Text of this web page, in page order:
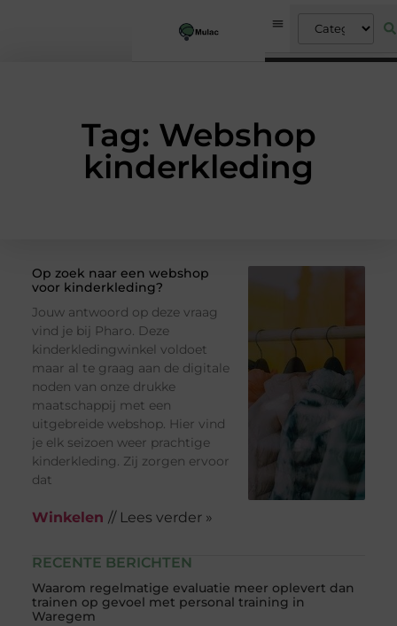
Tag: Webshop
kinderkleding
RECENTE BERICHTEN
Waarom regelmatige evaluatie meer oplevert dan
trainen op gevoel met personal training in
Waregem
Op zoek naar een webshop
voor kinderkleding?
Jouw antwoord op deze vraag
vind je bij Pharo. Deze
kinderkledingwinkel voldoet
maar al te graag aan de digitale
noden van onze drukke
maatschappij met een
uitgebreide webshop. Hier vind
je elk seizoen weer prachtige
kinderkleding. Zij zorgen ervoor
dat
Winkelen // Lees verder »